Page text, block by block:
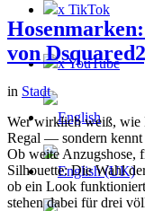
x TikTok
x YouTube
von
in Stadt
Wer wirklich weiß, wie
Regal — sondern kennt
Ob weite Anzugshose,
Silhouette: Die Wahl
ob ein Look
stehen dabei für drei